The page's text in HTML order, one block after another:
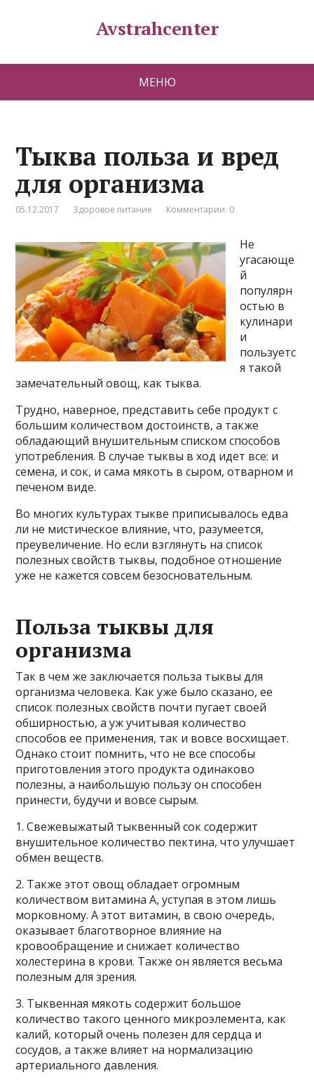
Avstrahcenter
МЕНЮ
Тыква польза и вред
для организма
05.12.2017 Здоровое питание Комментарии: 0
Не
угасающе
й
популярн
остью в
кулинари
и
пользуетс
я такой
замечательный овощ, как тыква.
Трудно, наверное, представить себе продукт с
большим количеством достоинств, а также
обладающий внушительным списком способов
употребления. В случае тыквы в ход идет все: и
семена, и сок, и сама мякоть в сыром, отварном и
печеном виде.
Во многих культурах тыкве приписывалось едва
ли не мистическое влияние, что, разумеется,
преувеличение. Но если взглянуть на список
полезных свойств тыквы, подобное отношение
уже не кажется совсем безосновательным.
Польза тыквы для
организма
Так в чем же заключается польза тыквы для
организма человека. Как уже было сказано, ее
список полезных свойств почти пугает своей
обширностью, а уж учитывая количество
способов ее применения, так и вовсе восхищает.
Однако стоит помнить, что не все способы
приготовления этого продукта одинаково
полезны, а наибольшую пользу он способен
принести, будучи и вовсе сырым.
1. Свежевыжатый тыквенный сок содержит
внушительное количество пектина, что улучшает
обмен веществ.
2. Также этот овощ обладает огромным
количеством витамина А, уступая в этом лишь
морковному. А этот витамин, в свою очередь,
оказывает благотворное влияние на
кровообращение и снижает количество
холестерина в крови. Также он является весьма
полезным для зрения.
3. Тыквенная мякоть содержит большое
количество такого ценного микроэлемента, как
калий, который очень полезен для сердца и
сосудов, а также влияет на нормализацию
артериального давления.